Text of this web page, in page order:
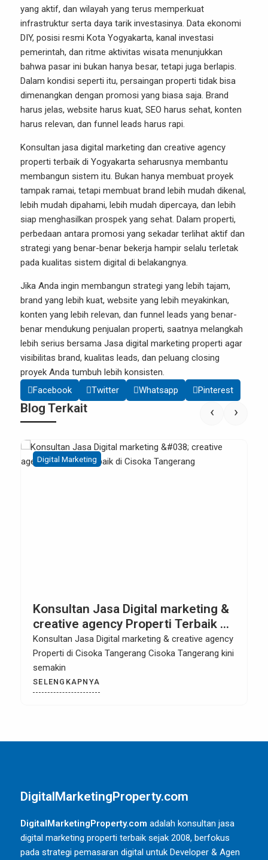
yang aktif, dan wilayah yang terus memperkuat
infrastruktur serta daya tarik investasinya. Data ekonomi
DIY, posisi resmi Kota Yogyakarta, kanal investasi
pemerintah, dan ritme aktivitas wisata menunjukkan
bahwa pasar ini bukan hanya besar, tetapi juga berlapis.
Dalam kondisi seperti itu, persaingan properti tidak bisa
dimenangkan dengan promosi yang biasa saja. Brand
harus jelas, website harus kuat, SEO harus sehat, konten
harus relevan, dan funnel leads harus rapi.
Konsultan jasa digital marketing dan creative agency
properti terbaik di Yogyakarta seharusnya membantu
membangun sistem itu. Bukan hanya membuat proyek
tampak ramai, tetapi membuat brand lebih mudah dikenal,
lebih mudah dipahami, lebih mudah dipercaya, dan lebih
siap menghasilkan prospek yang sehat. Dalam properti,
perbedaan antara promosi yang sekadar terlihat aktif dan
strategi yang benar-benar bekerja hampir selalu terletak
pada kualitas sistem digital di belakangnya.
Jika Anda ingin membangun strategi yang lebih tajam,
brand yang lebih kuat, website yang lebih meyakinkan,
konten yang lebih relevan, dan funnel leads yang benar-
benar mendukung penjualan properti, saatnya melangkah
lebih serius bersama Jasa digital marketing properti agar
visibilitas brand, kualitas leads, dan peluang closing
proyek Anda tumbuh lebih konsisten.
Facebook
Twitter Whatsapp Pinterest
Blog Terkait
Digital Marketing
Konsultan Jasa Digital marketing &
creative agency Properti Terbaik di
Cisoka Tangerang
Konsultan Jasa Digital marketing & creative agency
Properti di Cisoka Tangerang Cisoka Tangerang kini
semakin
SELENGKAPNYA
‹ ›
DigitalMarketingProperty.com
DigitalMarketingProperty.com adalah konsultan jasa
digital marketing properti terbaik sejak 2008, berfokus
pada strategi pemasaran digital untuk Developer & Agen